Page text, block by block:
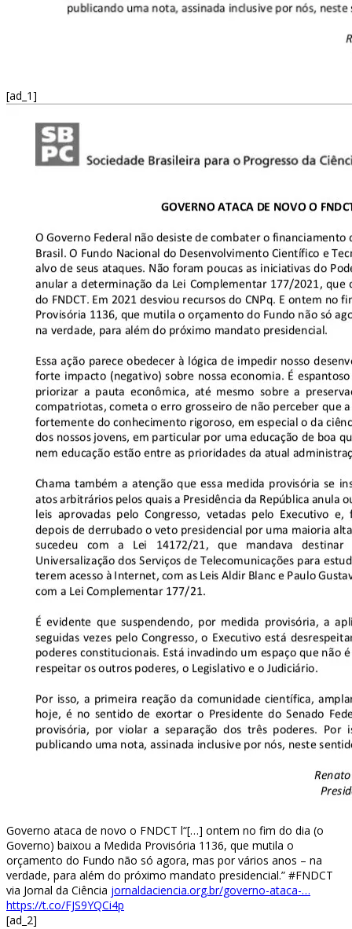
[ad_1]
Governo ataca de novo o FNDCT l“[…] ontem no fim do dia (o
Governo) baixou a Medida Provisória 1136, que mutila o
orçamento do Fundo não só agora, mas por vários anos – na
verdade, para além do próximo mandato presidencial.” #FNDCT
via Jornal da Ciência jornaldaciencia.org.br/governo-ataca-…
https://t.co/FJS9YQCi4p
[ad_2]